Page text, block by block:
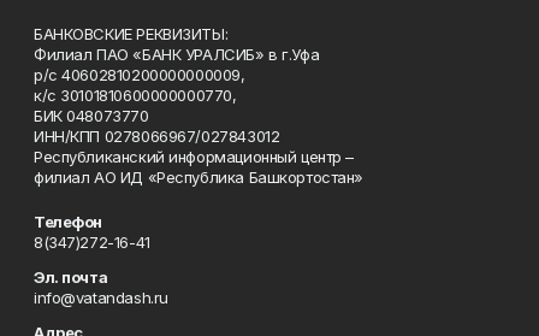
БАНКОВСКИЕ РЕКВИЗИТЫ:
Филиал ПАО «БАНК УРАЛСИБ» в г.Уфа
р/с 40602810200000000009,
к/с 30101810600000000770,
БИК 048073770
ИНН/КПП 0278066967/027843012
Республиканский информационный центр –
филиал АО ИД «Республика Башкортостан»
Телефон
8(347)272-16-41
Эл. почта
info@vatandash.ru